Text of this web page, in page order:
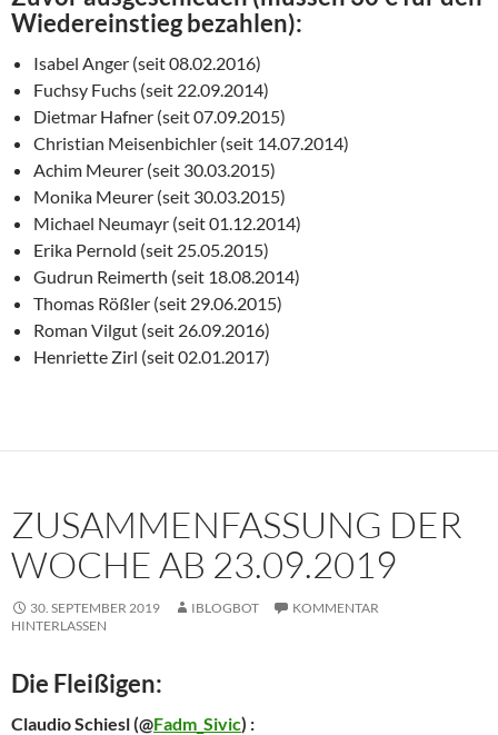
Wiedereinstieg bezahlen):
Isabel Anger (seit 08.02.2016)
Fuchsy Fuchs (seit 22.09.2014)
Dietmar Hafner (seit 07.09.2015)
Christian Meisenbichler (seit 14.07.2014)
Achim Meurer (seit 30.03.2015)
Monika Meurer (seit 30.03.2015)
Michael Neumayr (seit 01.12.2014)
Erika Pernold (seit 25.05.2015)
Gudrun Reimerth (seit 18.08.2014)
Thomas Rößler (seit 29.06.2015)
Roman Vilgut (seit 26.09.2016)
Henriette Zirl (seit 02.01.2017)
ZUSAMMENFASSUNG DER
WOCHE AB 23.09.2019
30. SEPTEMBER 2019 IBLOGBOT
KOMMENTAR
HINTERLASSEN
Die Fleißigen:
Claudio Schiesl(@Fadm_Sivic) :